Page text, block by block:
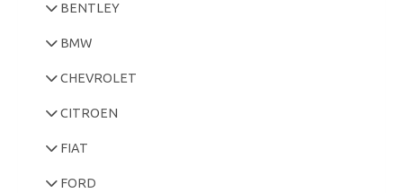
BENTLEY
BMW
CHEVROLET
CITROEN
FIAT
FORD